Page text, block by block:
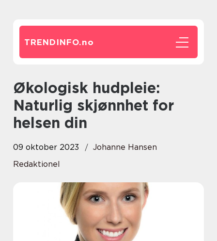
TRENDINFO.no
Økologisk hudpleie:
Naturlig skjønnhet for
helsen din
09 oktober 2023
Johanne Hansen
Redaktionel